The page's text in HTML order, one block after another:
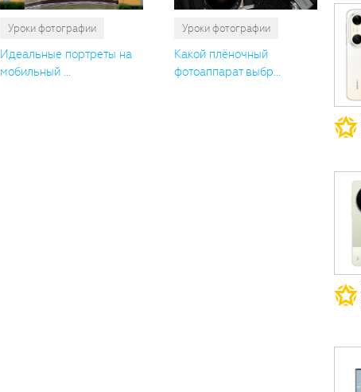
Уроки фотографии
Идеальные портреты на
мобильный ...
Уроки фотографии
Какой плёночный
фотоаппарат выбр...